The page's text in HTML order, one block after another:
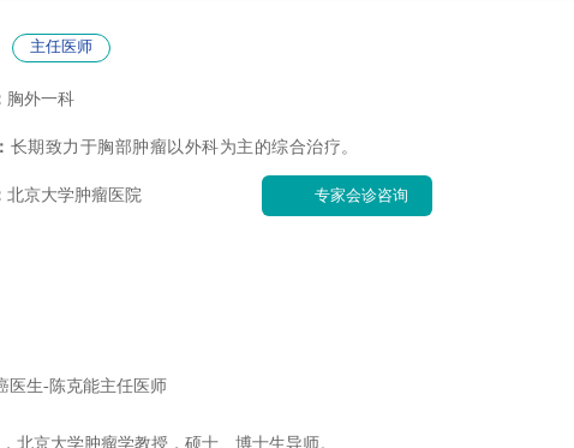
主任医师
胸外一科
长期致力于胸部肿瘤以外科为主的综合治疗。
北京大学肿瘤医院 专家会诊咨询
生-陈克能主任医师
京大学肿瘤学教授，硕士、博士生导师。